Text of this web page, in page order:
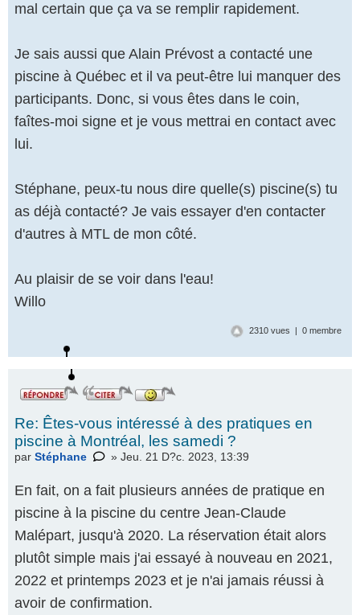
mal certain que ça va se remplir rapidement.
Je sais aussi que Alain Prévost a contacté une
piscine à Québec et il va peut-être lui manquer des
participants. Donc, si vous êtes dans le coin,
faîtes-moi signe et je vous mettrai en contact avec
lui.
Stéphane, peux-tu nous dire quelle(s) piscine(s) tu
as déjà contacté? Je vais essayer d'en contacter
d'autres à MTL de mon côté.
Au plaisir de se voir dans l'eau!
Willo
2310 vues | 0 membre
Re: Êtes-vous intéressé à des pratiques en
piscine à Montréal, les samedi ?
par Stéphane » Jeu. 21 D?c. 2023, 13:39
En fait, on a fait plusieurs années de pratique en
piscine à la piscine du centre Jean-Claude
Malépart, jusqu'à 2020. La réservation était alors
plutôt simple mais j'ai essayé à nouveau en 2021,
2022 et printemps 2023 et je n'ai jamais réussi à
avoir de confirmation.